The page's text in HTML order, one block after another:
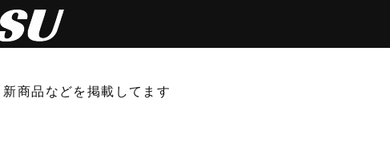
商品などを掲載してます